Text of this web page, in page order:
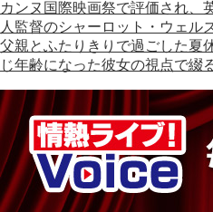
カンヌ国際映画祭で評価され、
人監督のシャーロット・ウェル
父親とふたりきりで過ごした夏
じ年齢になった彼女の視点で綴